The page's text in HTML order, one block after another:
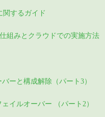
関するガイド
組みとクラウドでの実施方法
ーと構成解除（パート3）
イルオーバー （パート2）